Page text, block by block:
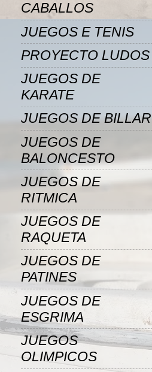
CABALLOS
JUEGOS E TENIS
PROYECTO LUDOS
JUEGOS DE
KARATE
JUEGOS DE BILLAR
JUEGOS DE
BALONCESTO
JUEGOS DE
RITMICA
JUEGOS DE
RAQUETA
JUEGOS DE
PATINES
JUEGOS DE
ESGRIMA
JUEGOS
OLIMPICOS